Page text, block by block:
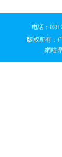
电话：
版权所有：
網站